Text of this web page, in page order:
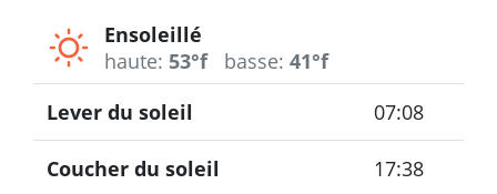
Ensoleillé
haute: 53°f basse: 41°f
Lever du soleil 07:08
Coucher du soleil 17:38